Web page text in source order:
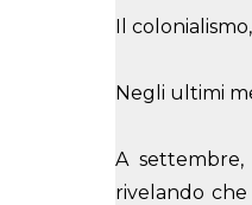
Il
Negli ultimi
A
rivelando